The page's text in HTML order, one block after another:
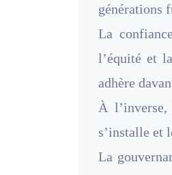
générations
La
l’équité et
adhère
À
s’installe et
La